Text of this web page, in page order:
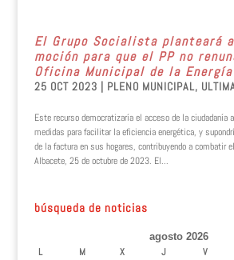
El Grupo Socialista planteará
moción para que el PP no
Oficina Municipal de la Energía
25 OCT 2023 | PLENO MUNICIPAL,
Este recurso democratizaría el acceso de la ciudadanía
medidas para facilitar la eficiencia energética, y
de la factura en sus hogares, contribuyendo a combatir
Albacete, 25 de octubre de 2023. El...
búsqueda de noticias
agosto 2026
L M X J V